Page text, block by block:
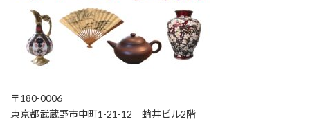
〒180-0006
東京都武蔵野市中町1-21-12 蛸井ビル2階